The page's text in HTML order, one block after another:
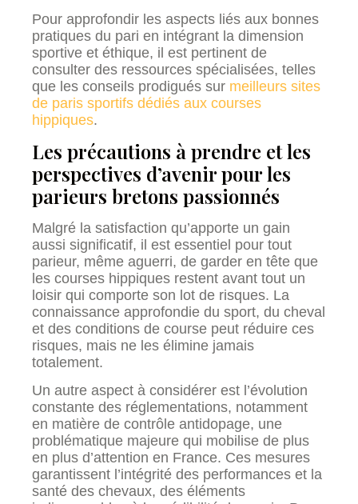
Pour approfondir les aspects liés aux bonnes
pratiques du pari en intégrant la dimension
sportive et éthique, il est pertinent de
consulter des ressources spécialisées, telles
que les conseils prodigués sur meilleurs sites
de paris sportifs dédiés aux courses
hippiques.
Les précautions à prendre et les
perspectives d’avenir pour les
parieurs bretons passionnés
Malgré la satisfaction qu’apporte un gain
aussi significatif, il est essentiel pour tout
parieur, même aguerri, de garder en tête que
les courses hippiques restent avant tout un
loisir qui comporte son lot de risques. La
connaissance approfondie du sport, du cheval
et des conditions de course peut réduire ces
risques, mais ne les élimine jamais
totalement.
Un autre aspect à considérer est l’évolution
constante des réglementations, notamment
en matière de contrôle antidopage, une
problématique majeure qui mobilise de plus
en plus d’attention en France. Ces mesures
garantissent l’intégrité des performances et la
santé des chevaux, des éléments